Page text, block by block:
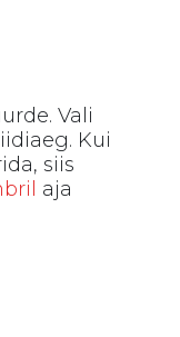
Vali
Kui
siis
aja